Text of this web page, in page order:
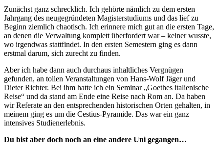
Zunächst ganz schrecklich. Ich gehörte nämlich zu dem ersten
Jahrgang des neugegründeten Magisterstudiums und das lief zu
Beginn ziemlich chaotisch. Ich erinnere mich gut an die ersten Tage,
an denen die Verwaltung komplett überfordert war – keiner wusste,
wo irgendwas stattfindet. In den ersten Semestern ging es dann
erstmal darum, sich zurecht zu finden.
Aber ich habe dann auch durchaus inhaltliches Vergnügen
gefunden, an tollen Veranstaltungen von Hans-Wolf Jäger und
Dieter Richter. Bei ihm hatte ich ein Seminar „Goethes italienische
Reise“ und da stand am Ende eine Reise nach Rom an. Da haben
wir Referate an den entsprechenden historischen Orten gehalten, in
meinem ging es um die Cestius-Pyramide. Das war ein ganz
intensives Studienerlebnis.
Du bist aber doch noch an eine andere Uni gegangen…